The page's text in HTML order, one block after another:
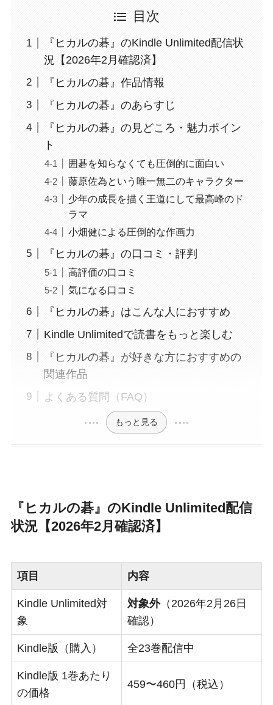
目次
『ヒカルの碁』のKindle Unlimited配信状
況【2026年2月確認済】
『ヒカルの碁』作品情報
『ヒカルの碁』のあらすじ
『ヒカルの碁』の見どころ・魅力ポイン
ト
囲碁を知らなくても圧倒的に面白い
藤原佐為という唯一無二のキャラクター
少年の成長を描く王道にして最高峰のド
ラマ
小畑健による圧倒的な作画力
『ヒカルの碁』の口コミ・評判
高評価の口コミ
気になる口コミ
『ヒカルの碁』はこんな人におすすめ
Kindle Unlimitedで読書をもっと楽しむ
『ヒカルの碁』が好きな方におすすめの
関連作品
よくある質問（FAQ）
もっと見る
『ヒカルの碁』のKindle Unlimited配信
状況【2026年2月確認済】
項目 内容
Kindle Unlimited対
象
対象外（2026年2月26日
確認）
Kindle版（購入） 全23巻配信中
Kindle版 1巻あたり
の価格
459〜460円（税込）